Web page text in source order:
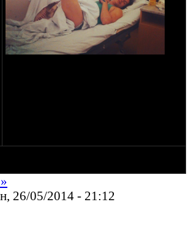
26/05/2014 - 21:12